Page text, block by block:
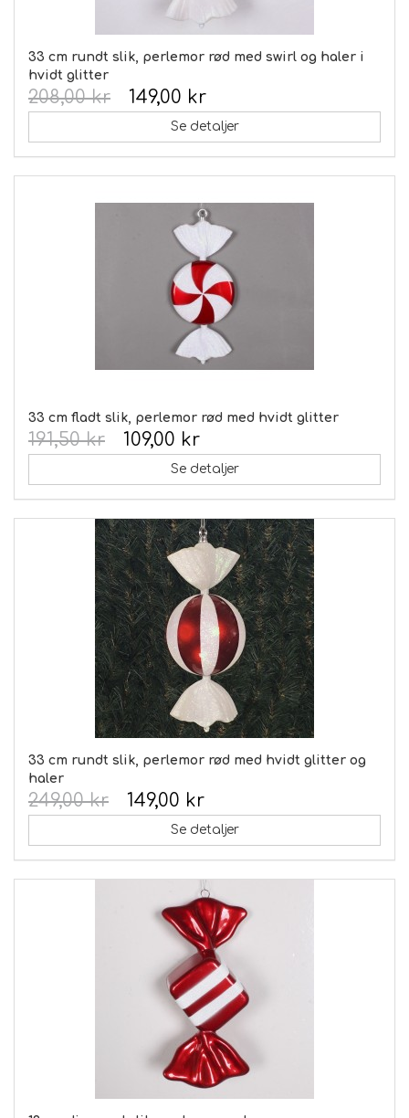
33 cm rundt slik, perlemor rød med swirl og haler i
hvidt glitter
149,00 kr
208,00 kr
Se detaljer
33 cm fladt slik, perlemor rød med hvidt glitter
109,00 kr
191,50 kr
Se detaljer
33 cm rundt slik, perlemor rød med hvidt glitter og
haler
149,00 kr
249,00 kr
Se detaljer